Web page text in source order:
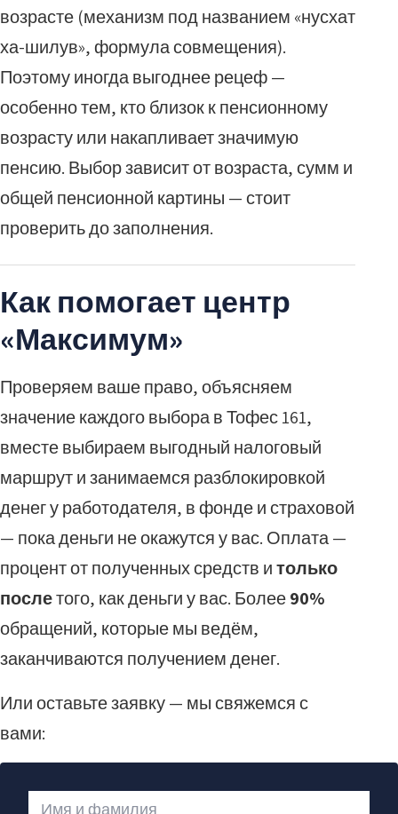
возрасте (механизм под названием «нусхат
ха-шилув», формула совмещения).
Поэтому иногда выгоднее рецеф —
особенно тем, кто близок к пенсионному
возрасту или накапливает значимую
пенсию. Выбор зависит от возраста, сумм и
общей пенсионной картины — стоит
проверить до заполнения.
Как помогает центр
«Максимум»
Проверяем ваше право, объясняем
значение каждого выбора в Тофес 161,
вместе выбираем выгодный налоговый
маршрут и занимаемся разблокировкой
денег у работодателя, в фонде и страховой
— пока деньги не окажутся у вас. Оплата —
процент от полученных средств итолько
послетого, как деньги у вас. Более90%
обращений, которые мы ведём,
заканчиваются получением денег.
Или оставьте заявку — мы свяжемся с
вами:
Имя и фамилия